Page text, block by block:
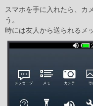
スマホを手に入れたら、カ
う。
時には友人から送られるメ